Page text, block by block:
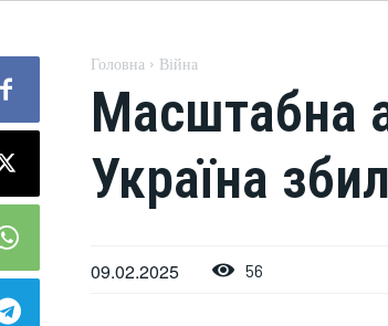
Головна Війна
Масштабна
Україна
09.02.2025 56